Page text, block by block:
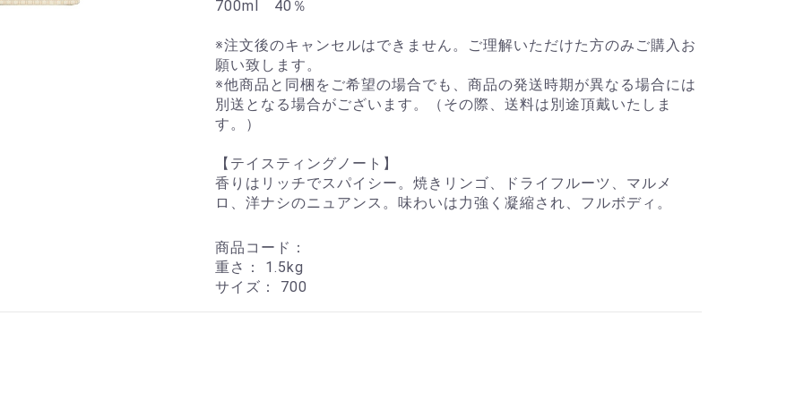
700ml 40％
※注文後のキャンセルはできません。ご理解いただけた方のみご購入お
願い致します。
※他商品と同梱をご希望の場合でも、商品の発送時期が異なる場合には
別送となる場合がございます。（その際、送料は別途頂戴いたしま
す。）
【テイスティングノート】
香りはリッチでスパイシー。焼きリンゴ、ドライフルーツ、マルメ
ロ、洋ナシのニュアンス。味わいは力強く凝縮され、フルボディ。
商品コード：
重さ： 1.5kg
サイズ： 700